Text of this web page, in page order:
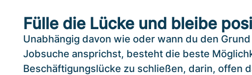
Fülle die Lücke und bleibe
Unabhängig davon wie oder wann du den
Jobsuche ansprichst, besteht die beste
Beschäftigungslücke zu schließen, darin, offen